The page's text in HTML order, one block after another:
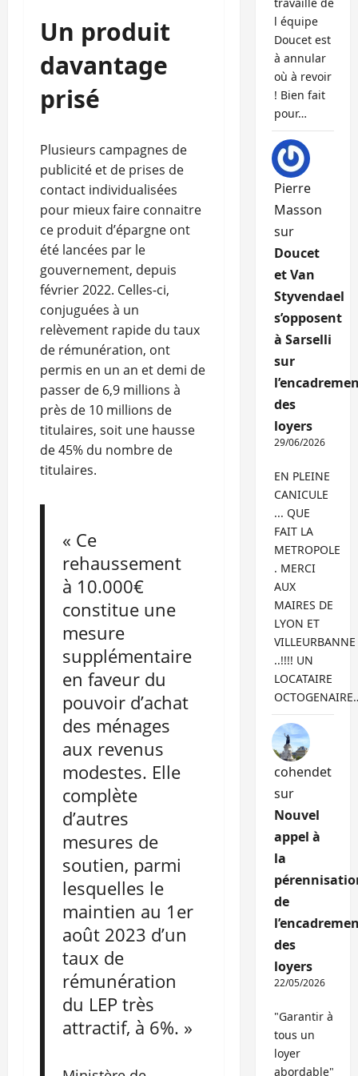
Un produit
davantage
prisé
Plusieurs campagnes de
publicité et de prises de
contact individualisées
pour mieux faire connaitre
ce produit d’épargne ont
été lancées par le
gouvernement, depuis
février 2022. Celles-ci,
conjuguées à un
relèvement rapide du taux
de rémunération, ont
permis en un an et demi de
passer de 6,9 millions à
près de 10 millions de
titulaires, soit une hausse
de 45% du nombre de
titulaires.
« Ce
rehaussement
à 10.000€
constitue une
mesure
supplémentaire
en faveur du
pouvoir d’achat
des ménages
aux revenus
modestes. Elle
complète
d’autres
mesures de
soutien, parmi
lesquelles le
maintien au 1er
août 2023 d’un
taux de
rémunération
du LEP très
attractif, à 6%. »
l équipe
Doucet est
à annular
où à revoir
! Bien fait
pour…
Pierre
Masson
sur
Doucet
et Van
Styvendael
s’opposent
à Sarselli
sur
des
loyers
29/06/2026
EN PLEINE
CANICULE
... QUE
FAIT LA
METROPOLE
. MERCI
AUX
MAIRES DE
LYON ET
VILLEURBANNE
..!!!! UN
LOCATAIRE
cohendet
sur
Nouvel
appel à
la
de
des
loyers
22/05/2026
"Garantir à
tous un
loyer
abordable"